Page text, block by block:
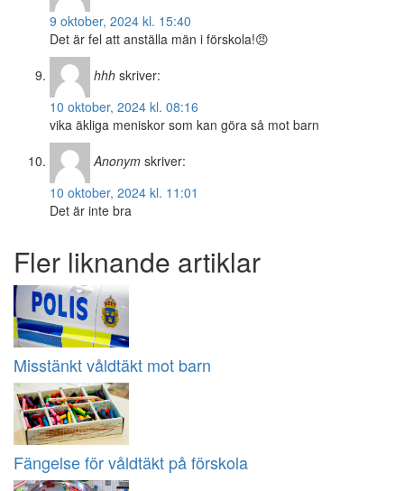
9 oktober, 2024 kl. 15:40
Det är fel att anställa män i förskola!😠
hhh skriver:
10 oktober, 2024 kl. 08:16
vika äkliga meniskor som kan göra så mot barn
Anonym skriver:
10 oktober, 2024 kl. 11:01
Det är inte bra
Fler liknande artiklar
Misstänkt våldtäkt mot barn
Fängelse för våldtäkt på förskola